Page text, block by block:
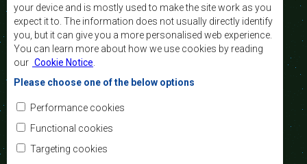
Nous contacter
SADC House
Plot No. 54385
Central Business District
Private Bag 0095
your device and is mostly used to make the site work as you
expect it to. The information does not usually directly identify
you, but it can give you a more personalised web experience.
You can learn more about how we use cookies by reading
our Cookie Notice
Please choose one of the below options
Performance cookies
Functional cookies
Targeting cookies